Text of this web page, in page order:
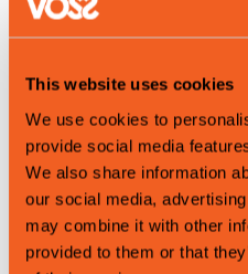
This website uses cookies
We use cookies to
provide social media
We also share information
our social media,
may combine it with other
provided to them or that